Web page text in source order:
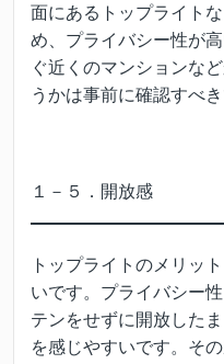
面にあるトップライト
め、プライバシー性が
ぐ近くのマンションな
うかは事前に確認すべ
１－５．開放感
トップライトのメリッ
いです。プライバシー
テンをせずに開放した
を感じやすいです。そ